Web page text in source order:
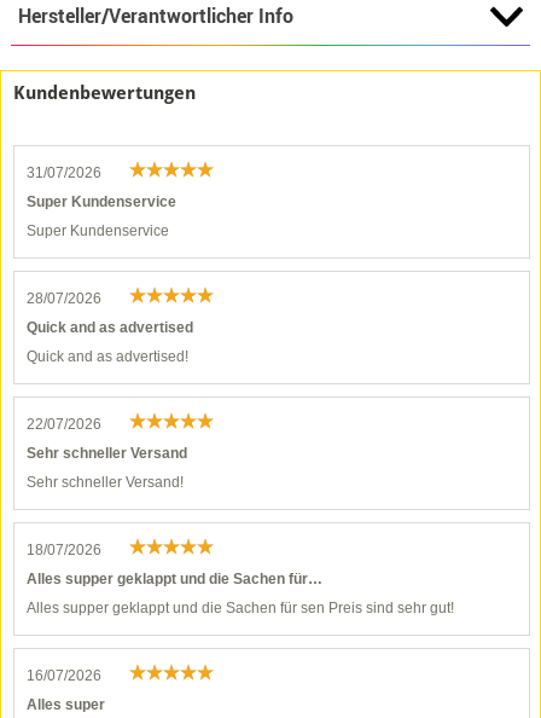
Hersteller/Verantwortlicher Info
Kundenbewertungen
31/07/2026
Super Kundenservice
Super Kundenservice
28/07/2026
Quick and as advertised
Quick and as advertised!
22/07/2026
Sehr schneller Versand
Sehr schneller Versand!
18/07/2026
Alles supper geklappt und die Sachen für…
Alles supper geklappt und die Sachen für sen Preis sind sehr gut!
16/07/2026
Alles super